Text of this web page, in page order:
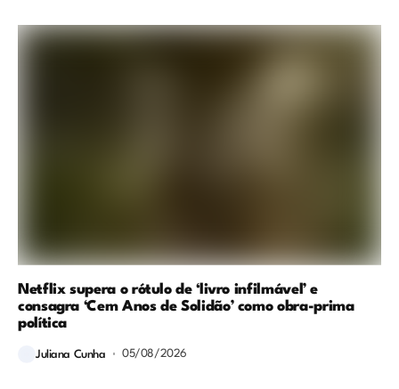
Netflix supera o rótulo de ‘livro infilmável’ e
consagra ‘Cem Anos de Solidão’ como obra-prima
política
Juliana Cunha 05/08/2026